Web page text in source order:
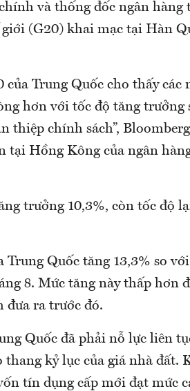
và thống đốc ngân hàng
(G20) khai mạc tại Hàn
Trung Quốc cho thấy các
hơn với tốc độ tăng trưởng
thiệp chính sách”,
tại Hồng Kông của ngân
trưởng 10,3%, còn tốc độ
Trung Quốc tăng 13,3% so
8. Mức tăng này thấp hơn
đưa ra trước đó.
Quốc đã phải nỗ lực liên
thang kỷ lục của giá nhà đất.
tín dụng cấp mới đạt mức